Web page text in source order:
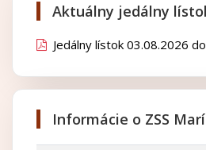
Aktuálny jedálny
Jedálny lístok 03.08.2026
Informácie o ZSS